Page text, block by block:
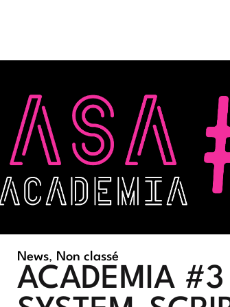
News, Non classé
ACADEMIA #3